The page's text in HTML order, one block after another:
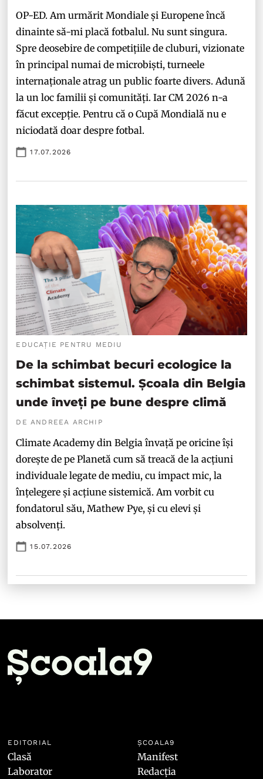
OP-ED. Am urmărit Mondiale și Europene încă
dinainte să-mi placă fotbalul. Nu sunt singura.
Spre deosebire de competițiile de cluburi, vizionate
în principal numai de microbiști, turneele
internaționale atrag un public foarte divers. Adună
la un loc familii și comunități. Iar CM 2026 n-a
făcut excepție. Pentru că o Cupă Mondială nu e
niciodată doar despre fotbal.
17.07.2026
EDUCAȚIE PENTRU MEDIU
De la schimbat becuri ecologice la
schimbat sistemul. Școala din Belgia
unde înveți pe bune despre climă
DE ANDREEA ARCHIP
Climate Academy din Belgia învață pe oricine își
dorește de pe Planetă cum să treacă de la acțiuni
individuale legate de mediu, cu impact mic, la
înțelegere și acțiune sistemică. Am vorbit cu
fondatorul său, Mathew Pye, și cu elevi și
absolvenți.
15.07.2026
EDITORIAL
Clasă
Laborator
ȘCOALA9
Manifest
Redacția